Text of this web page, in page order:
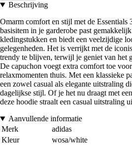
Beschrijving
Omarm comfort en stijl met de Essentials
basisitem in je garderobe past
kledingstukken en biedt een veelzijdige
gelegenheden. Het is verrijkt met de
trendy te blijven, terwijl je geniet van het
De capuchon voegt extra comfort toe
relaxmomenten thuis. Met een klassieke
een zowel casual als elegante uitstraling
dagelijkse stijl. Of je het nu draagt met
deze hoodie straalt een casual uitstraling
Aanvullende informatie
Merk
adidas
Kleur
wosa/white